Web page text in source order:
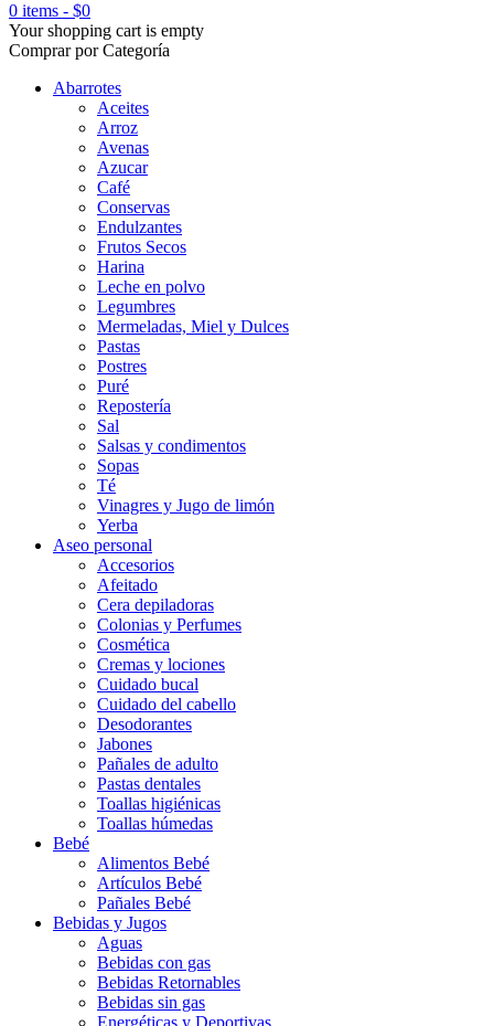
0 items - $0
Your shopping cart is empty
Comprar por Categoría
Abarrotes
Aceites
Arroz
Avenas
Azucar
Café
Conservas
Endulzantes
Frutos Secos
Harina
Leche en polvo
Legumbres
Mermeladas, Miel y Dulces
Pastas
Postres
Puré
Repostería
Sal
Salsas y condimentos
Sopas
Té
Vinagres y Jugo de limón
Yerba
Aseo personal
Accesorios
Afeitado
Cera depiladoras
Colonias y Perfumes
Cosmética
Cremas y lociones
Cuidado bucal
Cuidado del cabello
Desodorantes
Jabones
Pañales de adulto
Pastas dentales
Toallas higiénicas
Toallas húmedas
Bebé
Alimentos Bebé
Artículos Bebé
Pañales Bebé
Bebidas y Jugos
Aguas
Bebidas con gas
Bebidas Retornables
Bebidas sin gas
Energéticas y Deportivas